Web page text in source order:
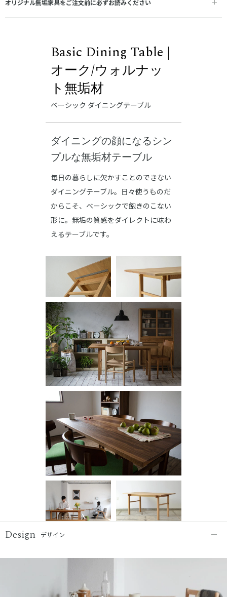
オリジナル無垢家具をご注文前に必ずお読みください
Basic Dining Table |
オーク/ウォルナッ
ト無垢材
ベーシック ダイニングテーブル
ダイニングの顔になるシン
プルな無垢材テーブル
毎日の暮らしに欠かすことのできない
ダイニングテーブル。日々使うものだ
からこそ、ベーシックで飽きのこない
形に。無垢の質感をダイレクトに味わ
えるテーブルです。
Design デザイン